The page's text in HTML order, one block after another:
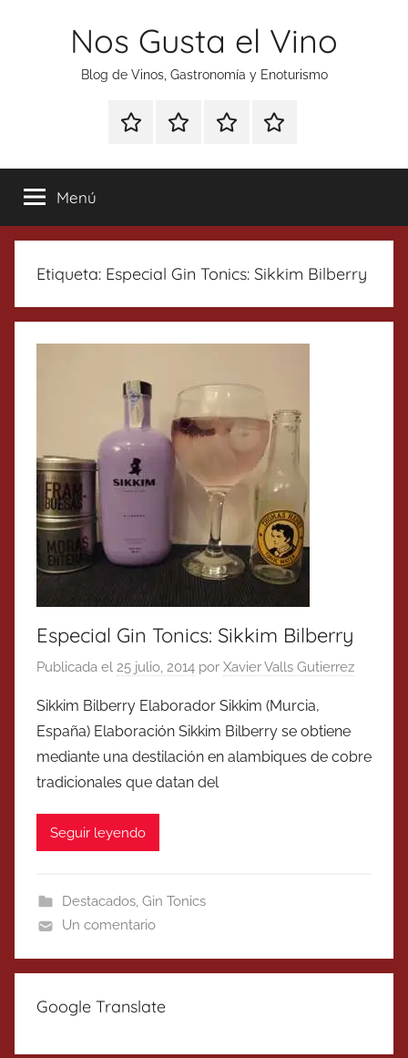
Nos Gusta el Vino
Blog de Vinos, Gastronomía y Enoturismo
Especial
Tonics
Enoturismo
Gastronomía
RankingContacto
Menú
Etiqueta: Especial Gin Tonics: Sikkim Bilberry
Especial Gin Tonics: Sikkim Bilberry
Publicada el 25 julio, 2014 por Xavier Valls Gutierrez
Sikkim Bilberry Elaborador Sikkim (Murcia,
España) Elaboración Sikkim Bilberry se obtiene
mediante una destilación en alambiques de cobre
tradicionales que datan del
Seguir leyendo
Destacados, Gin Tonics
Un comentario
Google Translate